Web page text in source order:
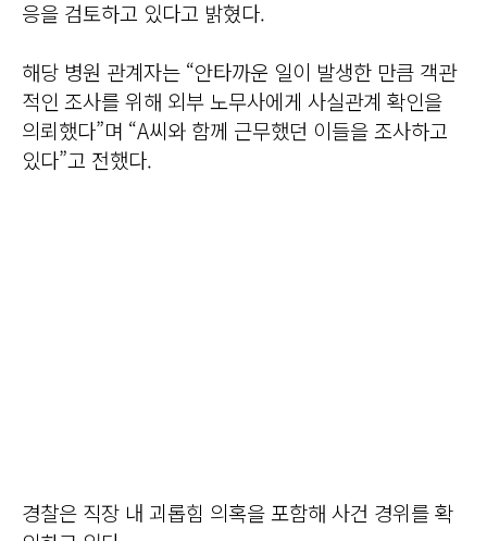
응을 검토하고 있다고 밝혔다.
해당 병원 관계자는 “안타까운 일이 발생한 만큼 객관
적인 조사를 위해 외부 노무사에게 사실관계 확인을
의뢰했다”며 “A씨와 함께 근무했던 이들을 조사하고
있다”고 전했다.
경찰은 직장 내 괴롭힘 의혹을 포함해 사건 경위를 확